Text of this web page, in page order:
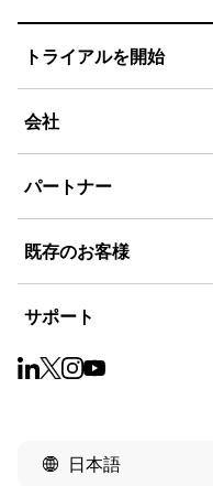
トライアルを開始
会社
パートナー
既存のお客様
サポート
日本語